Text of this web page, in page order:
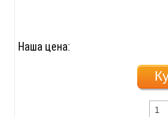
Наша цена: